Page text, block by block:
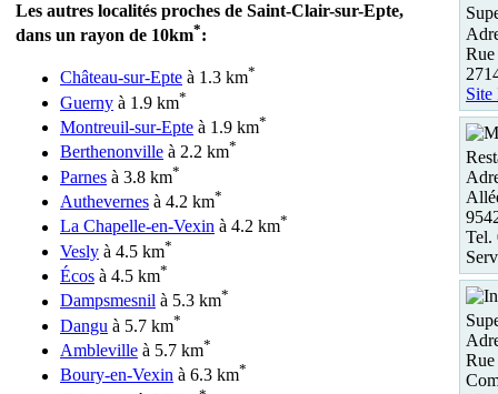
Les autres localités proches de Saint-Clair-sur-Epte,
dans un rayon de 10km*:
Château-sur-Epte à 1.3 km*
Guerny à 1.9 km*
Montreuil-sur-Epte à 1.9 km*
Berthenonville à 2.2 km*
Parnes à 3.8 km*
Authevernes à 4.2 km*
La Chapelle-en-Vexin à 4.2 km*
Vesly à 4.5 km*
Écos à 4.5 km*
Dampsmesnil à 5.3 km*
Dangu à 5.7 km*
Ambleville à 5.7 km*
Boury-en-Vexin à 6.3 km*
Site
Tel.